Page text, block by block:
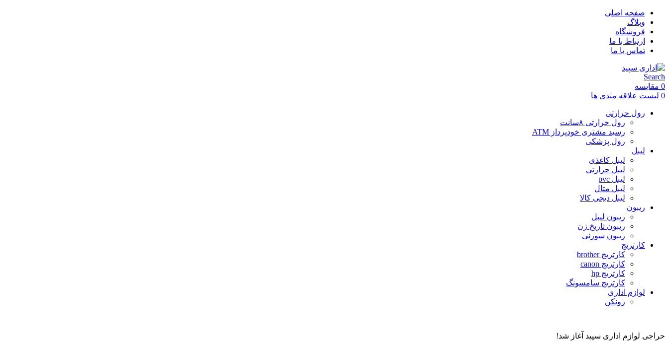
صفحه اصلی
وبلاگ
فروشگاه
ارتباط با ما
تماس با ما
Search
0 مقایسه
0 لیست علاقه مندی ها
رول حرارتی
رول حرارتی ۸سانت
رسید مشتری خودپرداز ATM
رول پزشکی
لیبل
لیبل کاغذی
لیبل حرارتی
لیبل pvc
لیبل متال
لیبل دیجی کالا
ریبون
ریبون لیبل
ریبون تاریخ زن
ریبون سوزنی
کارتریج
کارتریج brother
کارتریج canon
کارتریج hp
کارتریج سامسونگ
لوازم اداری
زونکن
حراجی لوازم اداری سپید آغاز شد!